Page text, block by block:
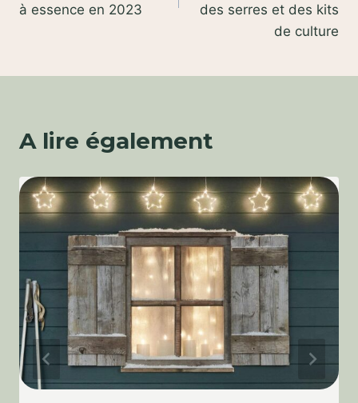
à essence en 2023
des serres et des kits
de culture
A lire également